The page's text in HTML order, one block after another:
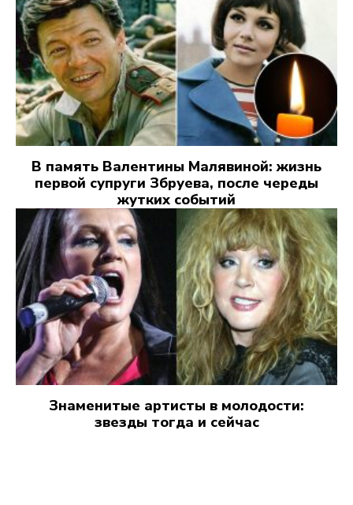
В память Валентины Малявиной: жизнь
первой супруги Збруева, после череды
жутких событий
Знаменитые артисты в молодости:
звезды тогда и сейчас